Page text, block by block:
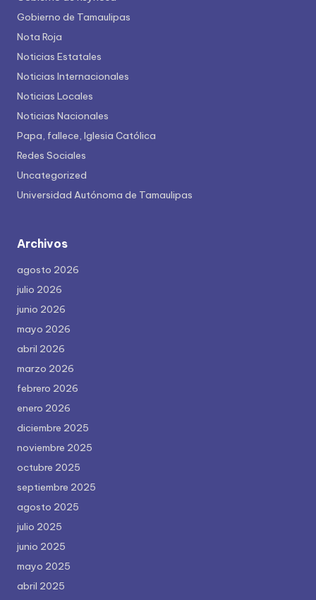
Gobierno de Tamaulipas
Nota Roja
Noticias Estatales
Noticias Internacionales
Noticias Locales
Noticias Nacionales
Papa, fallece, Iglesia Católica
Redes Sociales
Uncategorized
Universidad Autónoma de Tamaulipas
Archivos
agosto 2026
julio 2026
junio 2026
mayo 2026
abril 2026
marzo 2026
febrero 2026
enero 2026
diciembre 2025
noviembre 2025
octubre 2025
septiembre 2025
agosto 2025
julio 2025
junio 2025
mayo 2025
abril 2025